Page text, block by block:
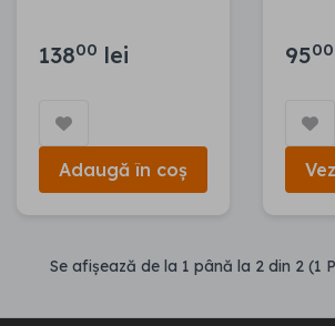
13800 lei
Adaugă în coș
9500
Se afişează de la 1 până la 2 din 2 (1